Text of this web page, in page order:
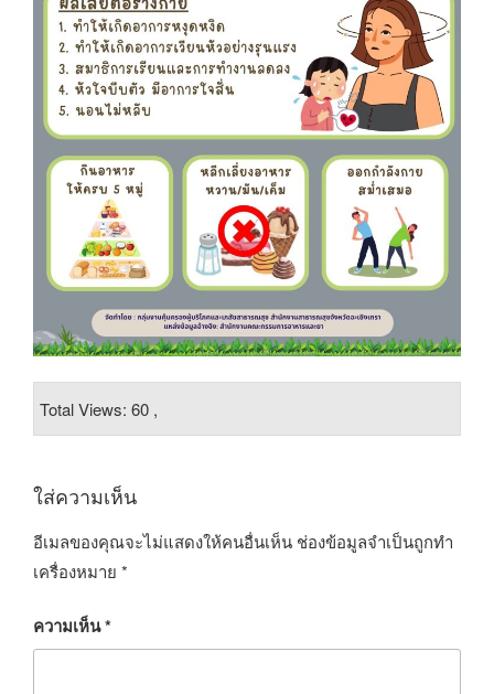
Total Views: 60 ,
ใส่ความเห็น
อีเมลของคุณจะไม่แสดงให้คนอื่นเห็น ช่องข้อมูลจำเป็นถูกทำ
เครื่องหมาย *
ความเห็น*